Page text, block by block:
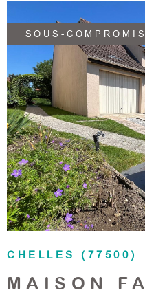
double vitrage et très
Honoraires d'agence
les risques auxquels ce
sur le site Géorisques.
CHELLES (77500)
MAISON
SOUS-COMPROMIS
VOIR